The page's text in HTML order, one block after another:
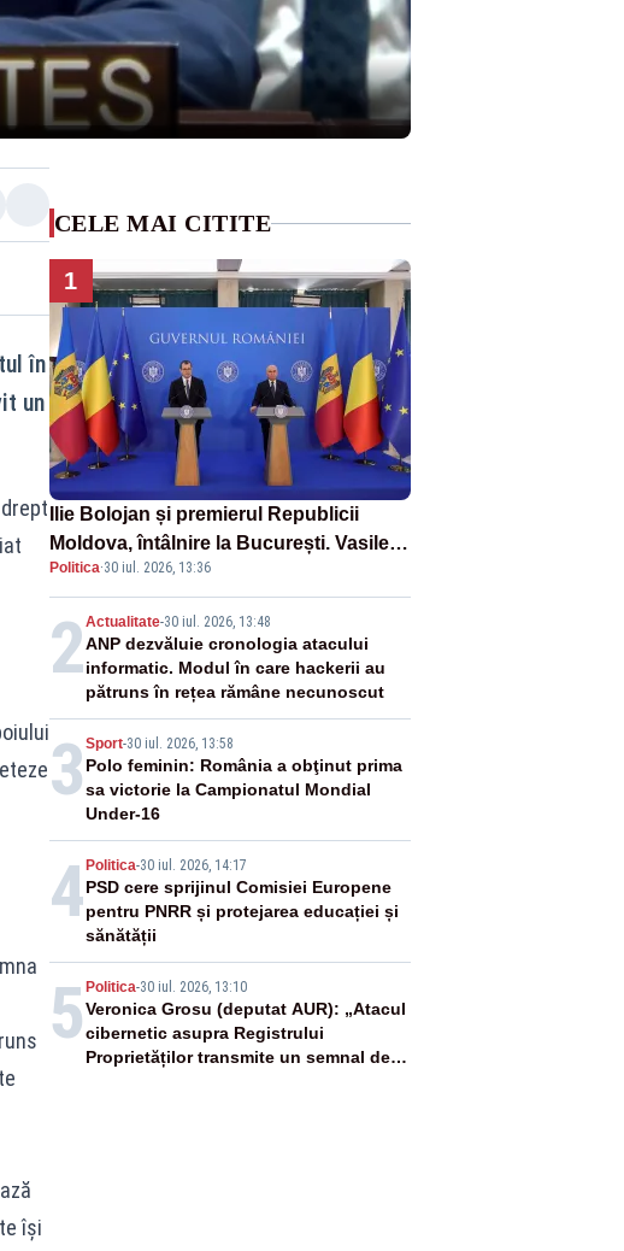
în
un
își
CELE MAI CITITE
1
Ilie Bolojan și premierul Republicii
Moldova, întâlnire la București. Vasile
Tofan, primit cu onoruri militare
Politica·30 iul. 2026, 13:36
2Actualitate-30 iul. 2026, 13:48
ANP dezvăluie cronologia atacului
informatic. Modul în care hackerii au
pătruns în rețea rămâne necunoscut
3 Sport-30 iul. 2026, 13:58
Polo feminin: România a obţinut prima
sa victorie la Campionatul Mondial
Under-16
4 Politica-30 iul. 2026, 14:17
PSD cere sprijinul Comisiei Europene
pentru PNRR și protejarea educației și
sănătății
5 Politica-30 iul. 2026, 13:10
Veronica Grosu (deputat AUR): „Atacul
cibernetic asupra Registrului
Proprietăților transmite un semnal de